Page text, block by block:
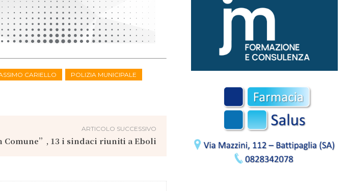
CARIELLO
POLIZIA MUNICIPALE
ARTICOLO SUCCESSIVO
Comune”, 13 i sindaci riuniti a Eboli